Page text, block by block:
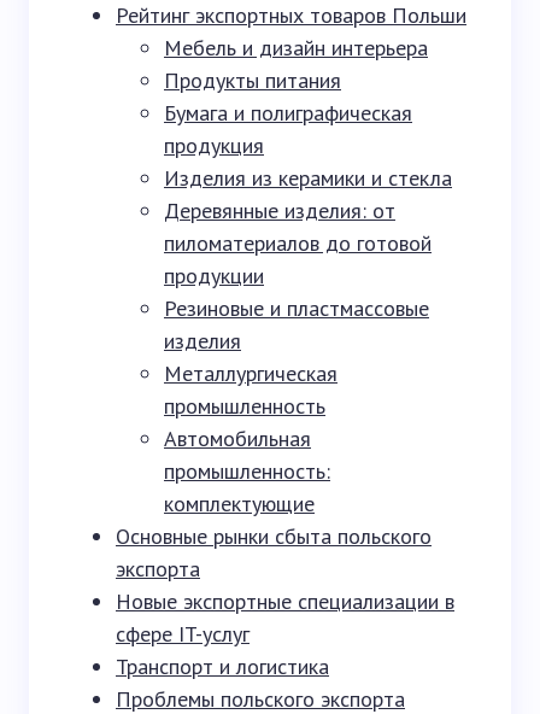
Рейтинг экспортных товаров Польши
Мебель и дизайн интерьера
Продукты питания
Бумага и полиграфическая
продукция
Изделия из керамики и стекла
Деревянные изделия: от
пиломатериалов до готовой
продукции
Резиновые и пластмассовые
изделия
Металлургическая
промышленность
Автомобильная
промышленность:
комплектующие
Основные рынки сбыта польского
экспорта
Новые экспортные специализации в
сфере IT-услуг
Транспорт и логистика
Проблемы польского экспорта